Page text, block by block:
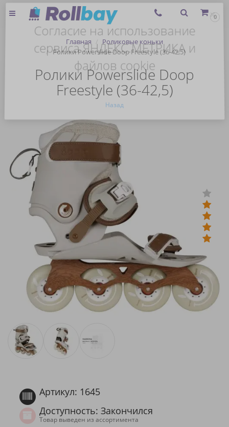
0
Главная
Роликовые коньки
Ролики Powerslide Doop Freestyle (36-42,5)
Ролики Powerslide Doop
Freestyle (36-42,5)
Артикул: 1645
Доступность: Закончился
Товар выведен из ассортимента
×
Согласие на использование
сервиса ЯНДЕКС.МЕТРИКА и
файлов cookie
Назад